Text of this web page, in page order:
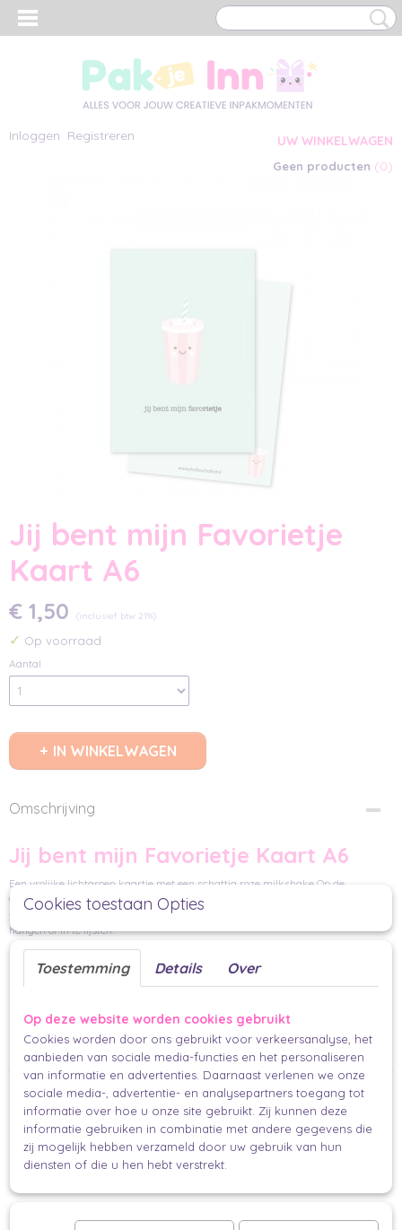
Inloggen Registreren UW WINKELWAGEN
Geen producten (0)
Jij bent mijn Favorietje
Kaart A6
€ 1,50 (inclusief btw 21%)
✓ Op voorraad
Aantal
IN WINKELWAGEN
Omschrijving
Jij bent mijn Favorietje Kaart A6
Een vrolijke lichtgroen kaartje met een schattig roze milkshake Op de
achterkant is genoeg ruimte om te schrijven. Deze kaartjes zijn leuk om te
versturen in een envelop of cadeauzakje
hangen of in te lijsten.
Studio Schatkist
Makkelijk en mooi inpakken.
Ook interessant
Cookies toestaan Opties
Toestemming Details Over
Op deze website worden cookies gebruikt
Cookies worden door ons gebruikt voor verkeersanalyse, het
aanbieden van sociale media-functies en het personaliseren
van informatie en advertenties. Daarnaast verlenen we onze
sociale media-, advertentie- en analysepartners toegang tot
informatie over hoe u onze site gebruikt. Zij kunnen deze
informatie gebruiken in combinatie met andere gegevens die
zij mogelijk hebben verzameld door uw gebruik van hun
diensten of die u hen hebt verstrekt.